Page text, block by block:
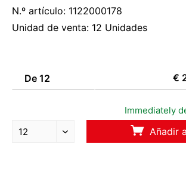
N.º artículo: 1122000178
Unidad de venta: 12 Unidades
De 12 €
Immediately
Añadir